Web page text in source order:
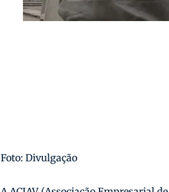
Foto: Divulgação